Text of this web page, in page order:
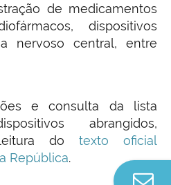
de medicamentos
dispositivos
nervoso central, entre
e consulta da lista
abrangidos,
do texto oficial
República.